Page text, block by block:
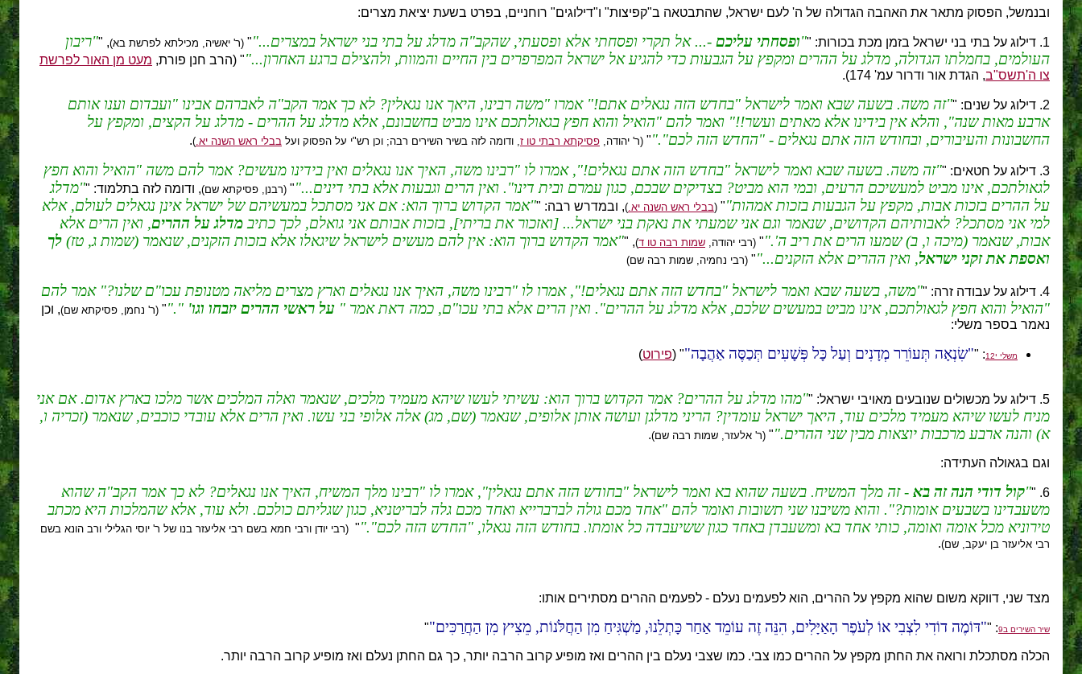
ובנמשל, הפסוק מתאר את האהבה הגדולה של ה' לעם ישראל, שהתבטאה ב"קפיצות" ו"דילוגים" רוחניים, בפרט בשעת יציאת מצרים:
1. דילוג על בתי בני ישראל בזמן מכת בכורות: " ופסחתי עליכם -... אל תקרי ופסחתי אלא ופסעתי, שהקב"ה מדלג על בתי בני ישראל במצרים... " (ר' יאשיה, מכילתא לפרשת בא), " ריבון
העולמים, בחמלתו הגדולה, מדלג על ההרים ומקפץ על הגבעות כדי להגיע אל ישראל המפרפרים בין החיים והמוות, ולהצילם ברגע האחרון... " (הרב חנן פורת, מעט מן האור לפרשת
צו ה'תשס"ב, הגדת אור ודרור עמ' 174).
2. דילוג על שנים: "
זה משה. בשעה שבא ואמר לישראל "בחדש הזה נגאלים אתם!" אמרו "משה רבינו, היאך אנו נגאלין? לא כך אמר הקב"ה לאברהם אבינו "ועבדום וענו אותם
ארבע מאות שנה", והלא אין בידינו אלא מאתים ועשר!!" ואמר להם "הואיל והוא חפץ בגאולתכם אינו מביט בחשבונם, אלא מדלג על ההרים - מדלג על הקצים, ומקפץ על
החשבונות והעיבורים, ובחודש הזה אתם נגאלים - "החדש הזה לכם". " (ר' יהודה, פסיקתא רבתי טו ז , ודומה לזה בשיר השירים רבה; וכן רש"י על הפסוק ועל בבלי ראש השנה יא. )
.
3. דילוג על חטאים: "
זה משה. בשעה שבא ואמר לישראל "בחדש הזה אתם נגאלים!", אמרו לו "רבינו משה, האיך אנו נגאלים ואין בידינו מעשים? אמר להם משה "הואיל והוא חפץ
לגאולתכם, אינו מביט למעשיכם הרעים, ובמי הוא מביט? בצדיקים שבכם, כגון עמרם ובית דינו". ואין הרים וגבעות אלא בתי דינים... " (רבנן, פסיקתא שם), ודומה לזה בתלמוד: " מדלג
על ההרים בזכות אבות, מקפץ על הגבעות בזכות אמהות "
(בבלי ראש השנה יא. ), ובמדרש רבה: " אמר הקדוש ברוך הוא: אם אני מסתכל במעשיהם של ישראל אינן נגאלים לעולם, אלא
למי אני מסתכל? לאבותיהם הקדושים, שנאמר וגם אני שמעתי את נאקת בני ישראל... [ואזכור את בריתי], בזכות אבותם אני גואלם, לכך כתיב מדלג על ההרים, ואין הרים אלא
אבות, שנאמר (מיכה ו, ב) שמעו הרים את ריב ה'. " (רבי יהודה, שמות רבה טו ד)
, " אמר הקדוש ברוך הוא: אין להם מעשים לישראל שיגאלו אלא בזכות הזקנים, שנאמר (שמות ג, טז) לך
ואספת את זקני ישראל, ואין ההרים אלא הזקנים... " (רבי נחמיה, שמות רבה שם)
4. דילוג על עבודה זרה: "
משה, בשעה שבא ואמר לישראל "בחדש הזה אתם נגאלים!", אמרו לו "רבינו משה, האיך אנו נגאלים וארץ מצרים מליאה מטנופת עכו"ם שלנו?" אמר להם
"הואיל והוא חפץ לגאולתכם, אינו מביט במעשים שלכם, אלא מדלג על ההרים". ואין הרים אלא בתי עכו"ם, כמה דאת אמר " על ראשי ההרים יזבחו וגו' ".
" (ר' נחמן, פסיקתא שם), וכן
נאמר בספר משלי:
משלי י12 : " שִׂנְאָה תְּעוֹרֵר מְדָנִים וְעַל כָּל פְּשָׁעִים תְּכַסֶּה אַהֲבָה " (פירוט)
5. דילוג על מכשולים שנובעים מאויבי ישראל: "
מהו מדלג על ההרים? אמר הקדוש ברוך הוא: עשיתי לעשו שיהא מעמיד מלכים, שנאמר ואלה המלכים אשר מלכו בארץ אדום. אם אני
מניח לעשו שיהא מעמיד מלכים עוד, היאך ישראל עומדין? הריני מדלגן ועושה אותן אלופים, שנאמר (שם, מג) אלה אלופי בני עשו. ואין הרים אלא עובדי כוכבים, שנאמר (זכריה ו,
א) והנה ארבע מרכבות יוצאות מבין שני ההרים. " (ר' אלעזר, שמות רבה שם).
וגם בגאולה העתידה:
6. " קול דודי הנה זה בא - זה מלך המשיח. בשעה שהוא בא ואמר לישראל "בחודש הזה אתם נגאלין", אמרו לו "רבינו מלך המשיח, האיך אנו נגאלים? לא כך אמר הקב"ה שהוא
משעבדינו בשבעים אומות?". והוא משיבנו שני תשובות ואומר להם "אחד מכם גולה לברברייא ואחד מכם גלה לבריטניא, כגון שגליתם כולכם. ולא עוד, אלא שהמלכות היא מכתב
טירוניא מכל אומה ואומה, כותי אחד בא ומשעבדן באחד כגון ששיעבדה כל אומתו. בחודש הזה נגאלו, "החדש הזה לכם". " (רבי יודן ורבי חמא בשם רבי אליעזר בנו של ר' יוסי הגלילי ורב הונא בשם
רבי אליעזר בן יעקב, שם).
מצד שני, דווקא משום שהוא מקפץ על ההרים, הוא לפעמים נעלם - לפעמים ההרים מסתירים אותו:
שיר השירים ב9 : " דּוֹמֶה דוֹדִי לִצְבִי אוֹ לְעֹפֶר הָאַיָּלִים, הִנֵּה זֶה עוֹמֵד אַחַר כָּתְלֵנוּ, מַשְׁגִּיחַ מִן הַחֲלֹּנוֹת, מֵצִיץ מִן הַחֲרַכִּים "
הכלה מסתכלת ורואה את החתן מקפץ על ההרים כמו צבי. כמו שצבי נעלם בין ההרים ואז מופיע קרוב הרבה יותר, כך גם החתן נעלם ואז מופיע קרוב הרבה יותר.